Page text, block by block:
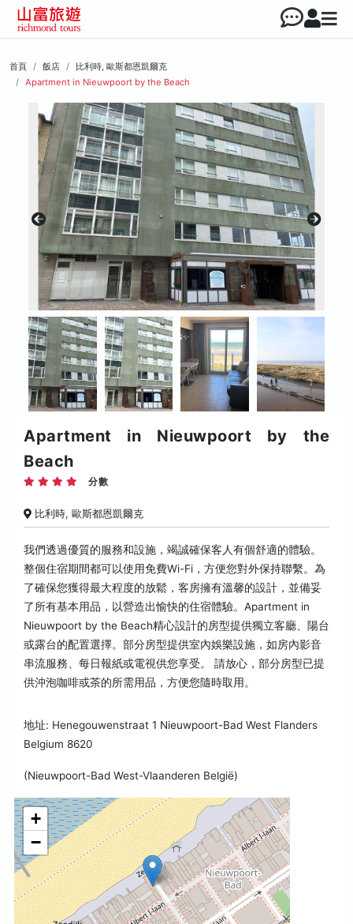
首頁 飯店
比利時, 歐斯都恩凱爾克
Apartment in Nieuwpoort by the Beach
Apartment in Nieuwpoort by the
Beach
分數
比利時, 歐斯都恩凱爾克
我們透過優質的服務和設施，竭誠確保客人有個舒適的體驗。
整個住宿期間都可以使用免費Wi-Fi，方便您對外保持聯繫。為
了確保您獲得最大程度的放鬆，客房擁有溫馨的設計，並備妥
了所有基本用品，以營造出愉快的住宿體驗。Apartment in
Nieuwpoort by the Beach精心設計的房型提供獨立客廳、陽台
或露台的配置選擇。部分房型提供室內娛樂設施，如房內影音
串流服務、每日報紙或電視供您享受。 請放心，部分房型已提
供沖泡咖啡或茶的所需用品，方便您隨時取用。
地址: Henegouwenstraat 1 Nieuwpoort-Bad West Flanders
Belgium 8620
(Nieuwpoort-Bad West-Vlaanderen België)
+
−